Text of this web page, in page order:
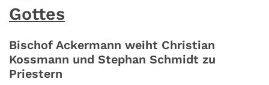
Gottes
Bischof Ackermann weiht Christian
Kossmann und Stephan Schmidt zu
Priestern